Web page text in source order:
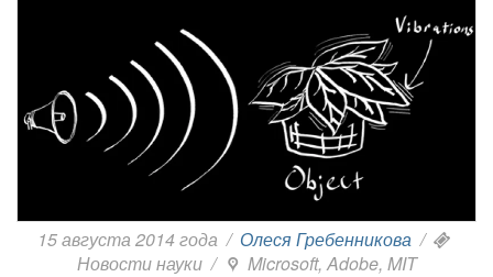
15 августа 2014 года / Олеся Гребенникова /
Новости науки / Microsoft, Adobe, MIT